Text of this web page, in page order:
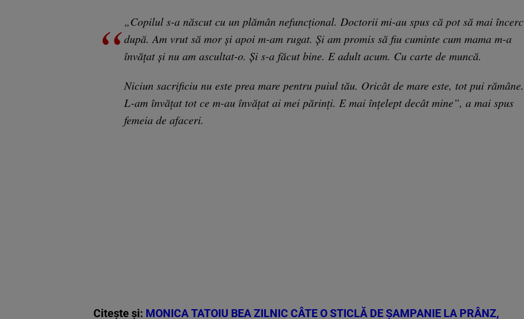
„Copilul s-a născut cu un plămân nefuncțional. Doctorii mi-au spus că pot să mai încerc
după. Am vrut să mor și apoi m-am rugat. Și am promis să fiu cuminte cum mama m-a
învățat și nu am ascultat-o. Și s-a făcut bine. E adult acum. Cu carte de muncă.
Niciun sacrificiu nu este prea mare pentru puiul tău. Oricât de mare este, tot pui rămâne.
L-am învățat tot ce m-au învățat ai mei părinți. E mai înțelept decât mine”, a mai spus
femeia de afaceri.
Citește și: MONICA TATOIU BEA ZILNIC CÂTE O STICLĂ DE ȘAMPANIE LA PRÂNZ,